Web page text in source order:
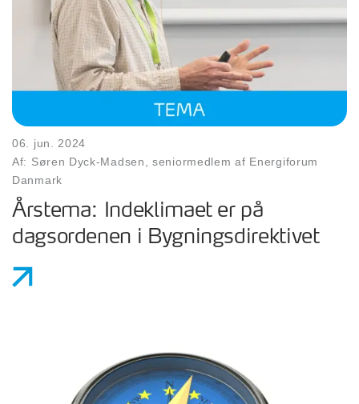
06. jun. 2024
Af: Søren Dyck-Madsen, seniormedlem af Energiforum
Danmark
Årstema: Indeklimaet er på
dagsordenen i Bygningsdirektivet